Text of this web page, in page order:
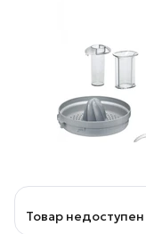
Товар недоступен